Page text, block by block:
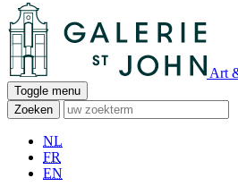
Art
Toggle menu
Zoeken
NL
FR
EN